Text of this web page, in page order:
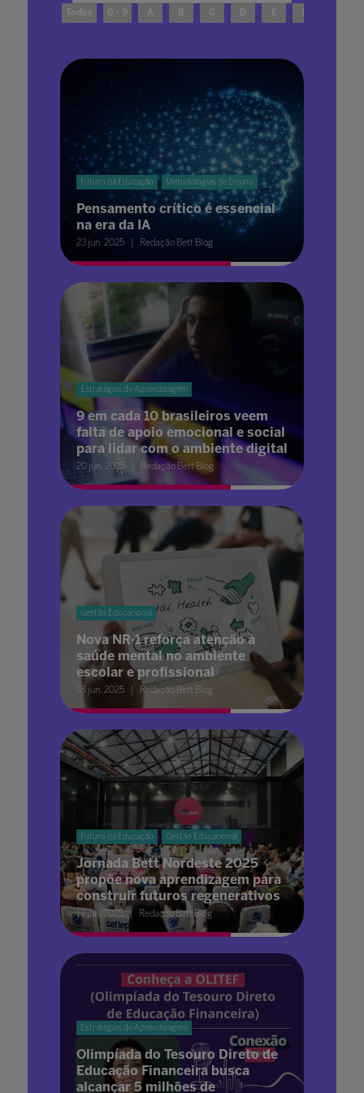
Todos 0 - 9 A B C E
Futuro da Educação Metodologias de Ensino
Pensamento crítico é essencial
na era da IA
23 jun. 2025 Redação Bett Blog
Estratégias de Aprendizagem
9 em cada 10 brasileiros veem
falta de apoio emocional e social
para lidar com o ambiente digital
20 jun. 2025 Redação Bett Blog
Gestão Educacional
Nova NR-1 reforça atenção à
saúde mental no ambiente
escolar e profissional
18 jun. 2025 Redação Bett Blog
Futuro da Educação Gestão Educacional
Jornada Bett Nordeste 2025
propõe nova aprendizagem para
construir futuros regenerativos
17 jun. 2025 Redação Bett Blog
Estratégias de Aprendizagem
Olimpíada do Tesouro Direto de
Educação Financeira busca
alcançar 5 milhões de